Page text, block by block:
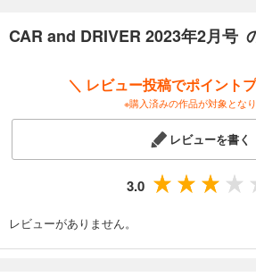
あらすじを表示する
980 円 (税込)
あらすじを表示する
CAR and DRIVER 2025年8月号
980円 (税込)
CAR and DRIVER 2023年2月号
＼ レビュー投稿でポイント
※購入済みの作品が対象とな
レビューを書く
3.0
レビューがありません。